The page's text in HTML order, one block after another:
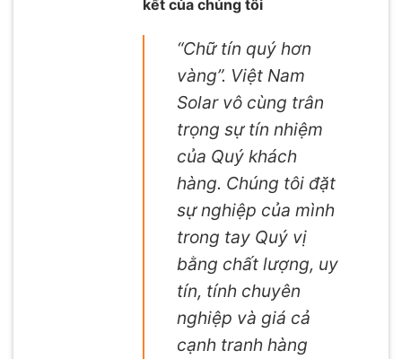
kết của chúng tôi
“Chữ tín quý hơn
vàng”. Việt Nam
Solar vô cùng trân
trọng sự tín nhiệm
của Quý khách
hàng. Chúng tôi đặt
sự nghiệp của mình
trong tay Quý vị
bằng chất lượng, uy
tín, tính chuyên
nghiệp và giá cả
cạnh tranh hàng